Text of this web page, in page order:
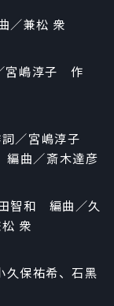
／兼松 衆
宮嶋淳子 作
／宮嶋淳子
曲／斎木達彦
智和 編曲／久
衆
保祐希、石黑